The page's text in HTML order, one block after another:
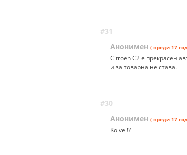
#31
Анонимен ( преди 17
Citroen C2 е прекрасен
и за товарна не става.
#30
Анонимен ( преди 17
Ko ve !?